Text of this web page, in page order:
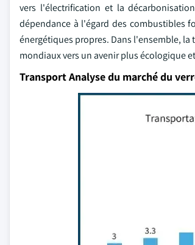
vers l'électrification et la
dépendance à l'égard des combustibles
énergétiques propres. Dans l'ensemble,
mondiaux vers un avenir plus écologique
Transport Analyse du marché du